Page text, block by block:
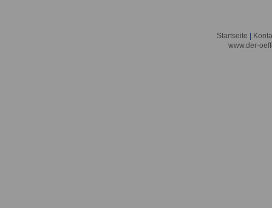
Startseite
www.der-